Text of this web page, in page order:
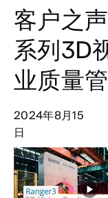
客户之
系列3D
业质量
2024年8月15
日